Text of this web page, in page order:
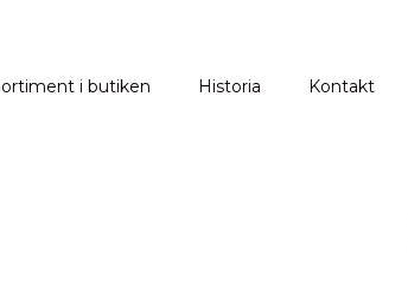
i butiken Historia Kontakt